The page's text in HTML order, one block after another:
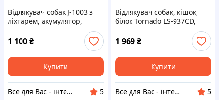
Відлякувач собак J-1003 з
ліхтарем, акумулятор,
1 100₴
Купити
Все для Вас - інтернет магазин товарів для дому, спорту та відпочинку
5
Відлякувач собак, кішок,
білок Tornado LS-937CD,
1 969₴
Купити
Все для Вас - інтернет магазин товарів для дому, спорту та відпочинку
5